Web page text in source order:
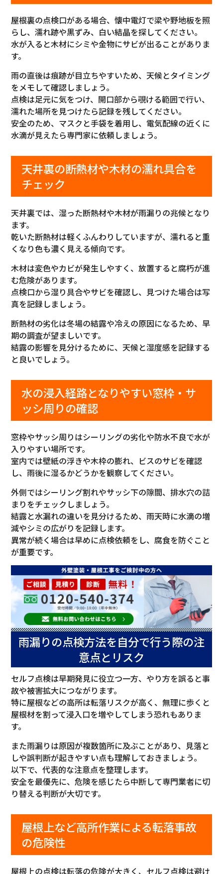
屋根裏の点検口がある場合、懐中電灯で梁や野地板を照
らし、濡れ跡や黒ずみ、白い結晶を探してください。
水が入ると木材にシミや金物にサビが出ることがありま
す。
雨の直後は痕跡が目立ちやすいため、天候とタイミング
をメモして確認しましょう。
点検は足元に気をつけ、開口部から覗ける範囲で行い、
濡れた場所を見つけたら記録を残してください。
安全のため、マスクと手袋を着用し、電気配線の近くに
水滴が見えたら専門家に依頼しましょう。
天井裏の断熱材や木材の濡れ具合を
チェック
天井裏では、湿った断熱材や木材が雨漏りの兆候となり
ます。
乾いた断熱材は軽くふんわりしていますが、濡れると重
くなり色も濃く見える傾向です。
木材は変色やカビが発生しやすく、放置すると腐朽が進
む危険があります。
点検口から湿り具合やサビを確認し、見つけた場合は写
真を記録しましょう。
断熱材の劣化は冬場の結露や冷えの原因になるため、早
期の調査が望ましいです。
結露の影響を見分けるために、天候と湿度感を記録する
と良いでしょう。
水の浸入経路となりやすい窓枠・サ
ッシ周りの確認
窓枠やサッシ周りはシーリングの劣化や防水不良で水が
入りやすい場所です。
室内では壁紙の浮きや木枠の膨れ、ビスのサビを確認
し、雨後に湿るかどうかを観察してください。
外側ではシーリング割れやサッシ下の隙間、排水穴の詰
まりをチェックしましょう。
結露と水漏れの違いを見分けるため、雨天時に水滴の増
減やシミの広がりを記録します。
異常が続く場合は早めに点検依頼をし、腐食を防ぐこと
が重要です。
雨漏りの点検方法を自分で行う際の注
意点とリスク
セルフ点検は早期発見に役立つ一方、やり方を誤ると事
故や被害拡大につながります。
特に屋根などの高所は転落リスクが高く、無理に歩くと
屋根材を割って浸入口を増やしてしまう恐れもありま
す。
また雨漏りは原因が複数箇所に及ぶことがあり、見落と
しや誤判断が起きやすい点も理解しておきましょう。
以下で、代表的な注意点を整理します。
安全を最優先に、危険を感じたら中断して専門業者に切
り替える判断が大切です。
屋根上など高所作業による転落事故
の危険性
屋根上の点検は転落の危険が大きく、セルフ点検は避け